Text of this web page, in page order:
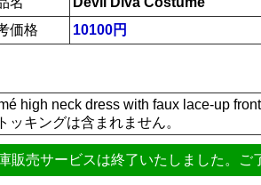
価格
10100円
high neck dress with faux lace-up
ッキングは含まれません。
販売サービスは終了いたしました。ご